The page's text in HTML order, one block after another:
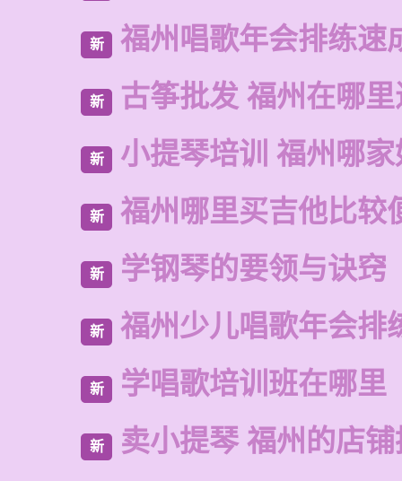
新 福州唱歌年会排练速
新 古筝批发 福州在哪
新 小提琴培训 福州哪
新 福州哪里买吉他比较
新 学钢琴的要领与诀窍
新 福州少儿唱歌年会排
新 学唱歌培训班在哪里
新 卖小提琴 福州的店